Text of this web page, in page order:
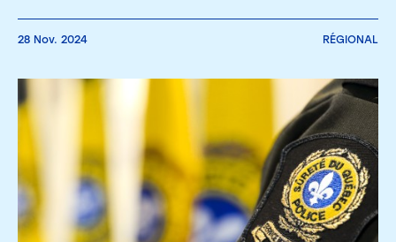
28 Nov. 2024 RÉGIONAL